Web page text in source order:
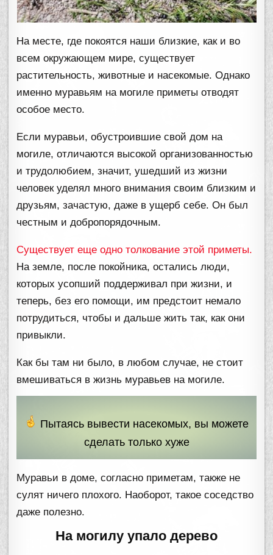
На месте, где покоятся наши близкие, как и во
всем окружающем мире, существует
растительность, животные и насекомые. Однако
именно муравьям на могиле приметы отводят
особое место.
Если муравьи, обустроившие свой дом на
могиле, отличаются высокой организованностью
и трудолюбием, значит, ушедший из жизни
человек уделял много внимания своим близким и
друзьям, зачастую, даже в ущерб себе. Он был
честным и добропорядочным.
Существует еще одно толкование этой приметы.
На земле, после покойника, остались люди,
которых усопший поддерживал при жизни, и
теперь, без его помощи, им предстоит немало
потрудиться, чтобы и дальше жить так, как они
привыкли.
Как бы там ни было, в любом случае, не стоит
вмешиваться в жизнь муравьев на могиле.
Пытаясь вывести насекомых, вы можете
сделать только хуже
Муравьи в доме, согласно приметам, также не
сулят ничего плохого. Наоборот, такое соседство
даже полезно.
На могилу упало дерево